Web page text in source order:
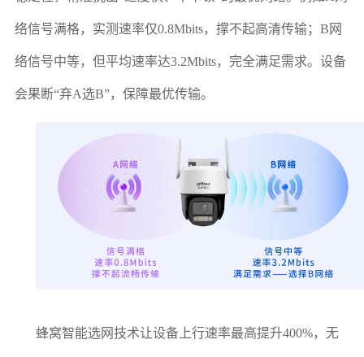
络信号满格，实测速率仅0.8Mbits，撑不起高清传输；B网
络信号中等，但平均速率达3.2Mbits，完全满足需求。设备
会果断“弃A选B”，保障最优传输。
蜂窝智能选网技术让设备上行速率最高提升400%，无